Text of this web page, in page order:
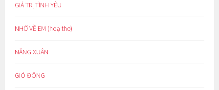
GIÁ TRỊ TÌNH YÊU
NHỚ VỀ EM (hoạ thơ)
NẮNG XUÂN
GIÓ ĐÔNG